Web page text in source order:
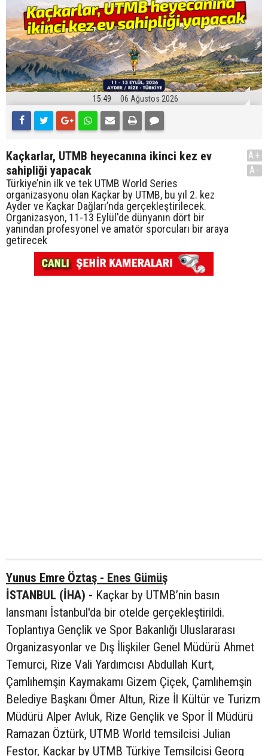
15:49 06 Ağustos 2026
Kaçkarlar, UTMB heyecanına ikinci kez ev
sahipliği yapacak
Türkiye’nin ilk ve tek UTMB World Series
organizasyonu olan Kaçkar by UTMB, bu yıl 2. kez
Ayder ve Kaçkar Dağları’nda gerçekleştirilecek.
Organizasyon, 11-13 Eylül'de dünyanın dört bir
yanından profesyonel ve amatör sporcuları bir araya
getirecek
A+
A-
Yunus Emre Öztaş - Enes Gümüş
İSTANBUL (İHA) - Kaçkar by UTMB’nin basın
lansmanı İstanbul'da bir otelde gerçekleştirildi.
Toplantıya Gençlik ve Spor Bakanlığı Uluslararası
Organizasyonlar ve Dış İlişkiler Genel Müdürü Ahmet
Temurci, Rize Vali Yardımcısı Abdullah Kurt,
Çamlıhemşin Kaymakamı Gizem Çiçek, Çamlıhemşin
Belediye Başkanı Ömer Altun, Rize İl Kültür ve Turizm
Müdürü Alper Avluk, Rize Gençlik ve Spor İl Müdürü
Ramazan Öztürk, UTMB World temsilcisi Julian
Festor, Kaçkar by UTMB Türkiye Temsilcisi Georg